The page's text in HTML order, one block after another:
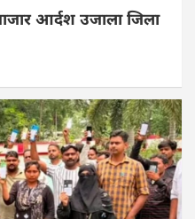
आर्दश उजाला जिला